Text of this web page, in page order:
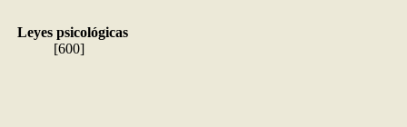
Leyes psicológicas
[600]